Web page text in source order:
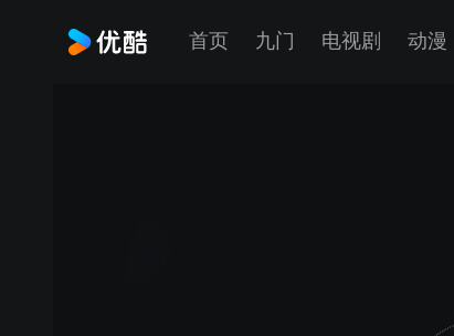
首页 九门 电视剧 动漫